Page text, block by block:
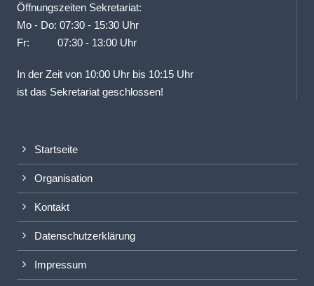
Öffnungszeiten Sekretariat:
Mo - Do: 07:30 - 15:30 Uhr
Fr: 07:30 - 13:00 Uhr
In der Zeit von 10:00 Uhr bis 10:15 Uhr
ist das Sekretariat geschlossen!
Startseite
Organisation
Kontakt
Datenschutzerklärung
Impressum